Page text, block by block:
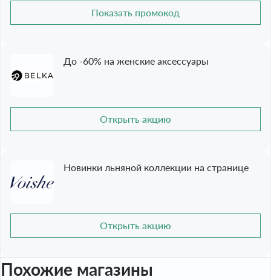
Показать промокод
До -60% на женские аксессуары
Открыть акцию
Новинки льняной коллекции на странице
Открыть акцию
Похожие магазины